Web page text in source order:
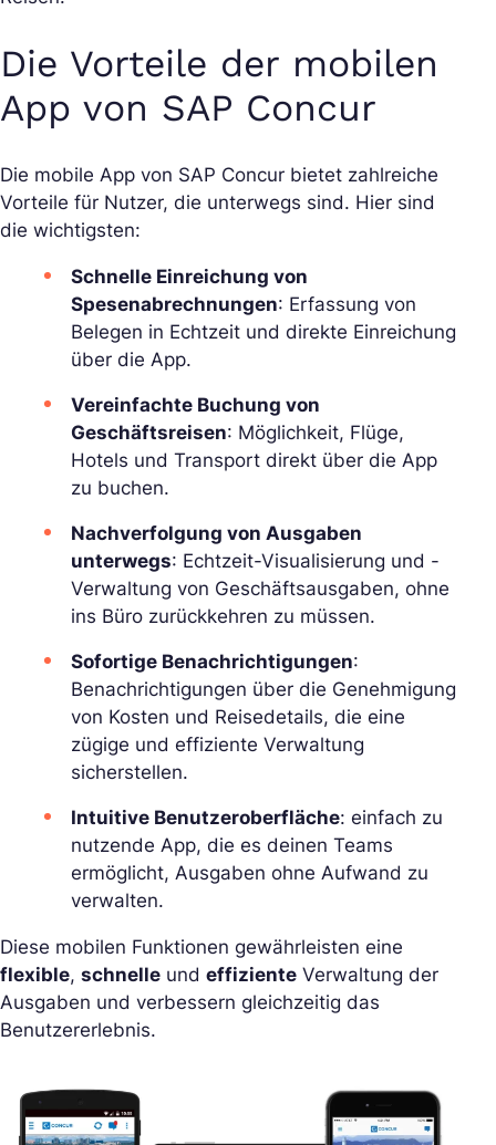
Die Vorteile der mobilen
App von SAP Concur
Die mobile App von SAP Concur bietet zahlreiche
Vorteile für Nutzer, die unterwegs sind. Hier sind
die wichtigsten:
Schnelle Einreichung von
Spesenabrechnungen: Erfassung von
Belegen in Echtzeit und direkte Einreichung
über die App.
Vereinfachte Buchung von
Geschäftsreisen: Möglichkeit, Flüge,
Hotels und Transport direkt über die App
zu buchen.
Nachverfolgung von Ausgaben
unterwegs: Echtzeit-Visualisierung und -
Verwaltung von Geschäftsausgaben, ohne
ins Büro zurückkehren zu müssen.
Sofortige Benachrichtigungen:
Benachrichtigungen über die Genehmigung
von Kosten und Reisedetails, die eine
zügige und effiziente Verwaltung
sicherstellen.
Intuitive Benutzeroberfläche: einfach zu
nutzende App, die es deinen Teams
ermöglicht, Ausgaben ohne Aufwand zu
verwalten.
Diese mobilen Funktionen gewährleisten eine
flexible, schnelle und effiziente Verwaltung der
Ausgaben und verbessern gleichzeitig das
Benutzererlebnis.